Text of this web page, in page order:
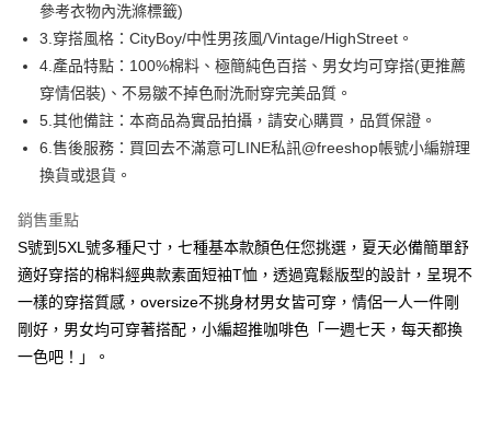
運送方式
每筆NT$80，滿NT$1,000(含以上)免運費
付款後全家取貨
每筆NT$80，滿NT$1,000(含以上)免運費
7-11取貨付款
每筆NT$80，滿NT$1,000(含以上)免運費
每筆NT$80，滿NT$1,000(含以上)免運費
宅配
參考衣物內洗滌標籤)
3.穿搭風格：CityBoy/中性男孩風/Vintage/HighStreet。
4.產品特點：100%棉料、極簡純色百搭、男女均可穿搭(更推薦
穿情侶裝)、不易皺不掉色耐洗耐穿完美品質。
5.其他備註：本商品為實品拍攝，請安心購買，品質保證。
6.售後服務：買回去不滿意可LINE私訊@freeshop帳號小編辦理
換貨或退貨。
銷售重點
S號到5XL號多種尺寸，七種基本款顏色任您挑選，夏天必備簡單舒
適好穿搭的棉料經典款素面短袖T恤，透過寬鬆版型的設計，呈現不
一樣的穿搭質感，oversize不挑身材男女皆可穿，情侶一人一件剛
剛好，男女均可穿著搭配，小編超推咖啡色「一週七天，每天都換
一色吧！」。